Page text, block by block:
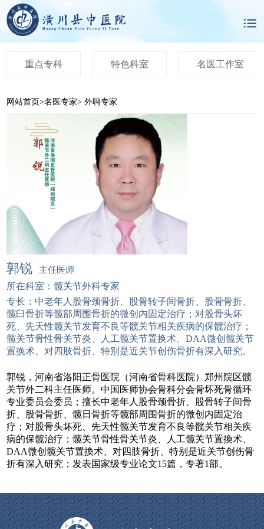
重点专科 特色科室 名医工作室
网站首页>名医专家>外聘专家
郭锐 主任医师
所在科室：髋关节外科专家
专长：中老年人股骨颈骨折、股骨转子间骨折、股骨骨折、
髋臼骨折等髋部周围骨折的微创内固定治疗；对股骨头坏
死、先天性髋关节发育不良等髋关节相关疾病的保髋治疗；
髋关节骨性骨关节炎、人工髋关节置换术、DAA微创髋关节
置换术、对四肢骨折、特别是近关节创伤骨折有深入研究。
郭锐，河南省洛阳正骨医院（河南省骨科医院）郑州院区髋
关节外二科主任医师。中国医师协会骨科分会骨坏死骨循环
专业委员会委员；擅长中老年人股骨颈骨折、股骨转子间骨
折、股骨骨折、髋日骨折等髋部周围骨折的微创内固定治
疗；对股骨头坏死、先天性髋关节发育不良等髋关节相关疾
病的保髋治疗；髋关节骨性骨关节炎、人工髋关节置換术、
DAA微创髋关节置換术、对四肢骨折、特别是近关节创伤骨
折有深入研究；发表国家级专业论文15篇，专著1部。